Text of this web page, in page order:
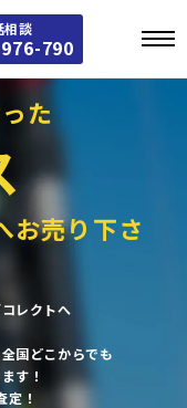
相談
790
た
お売り下さ
レクトへ
国どこからでも
す！
定！